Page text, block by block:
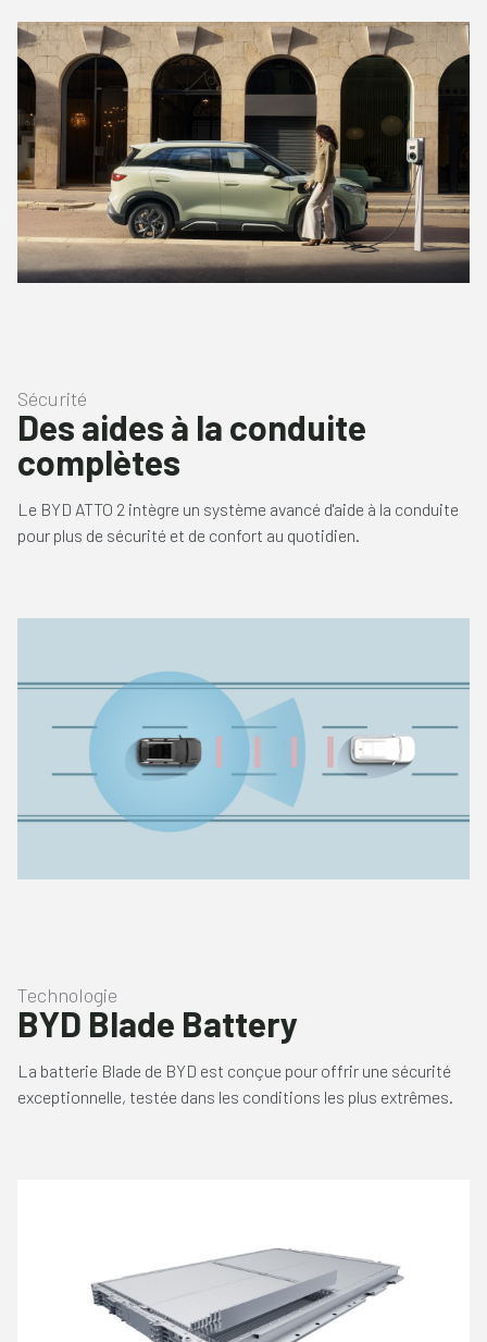
Sécurité
Des aides à la conduite
complètes
Le BYD ATTO 2 intègre un système avancé d'aide à la conduite
pour plus de sécurité et de confort au quotidien.
Technologie
BYD Blade Battery
La batterie Blade de BYD est conçue pour offrir une sécurité
exceptionnelle, testée dans les conditions les plus extrêmes.